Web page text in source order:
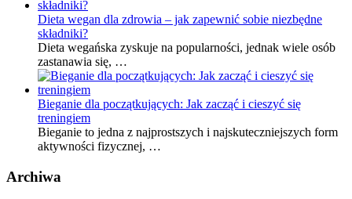
Dieta wegan dla zdrowia – jak zapewnić sobie niezbędne
składniki?
Dieta wegańska zyskuje na popularności, jednak wiele osób
zastanawia się, …
Bieganie dla początkujących: Jak zacząć i cieszyć się
treningiem
Bieganie to jedna z najprostszych i najskuteczniejszych form
aktywności fizycznej, …
Archiwa